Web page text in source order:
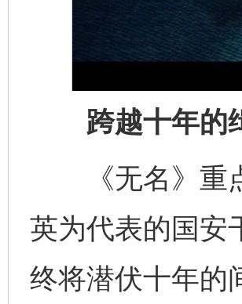
跨越十年的
《无名》重点
英为代表的国安
终将潜伏十年的